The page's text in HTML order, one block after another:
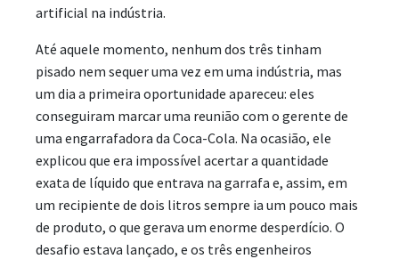
artificial na indústria.
Até aquele momento, nenhum dos três tinham
pisado nem sequer uma vez em uma indústria, mas
um dia a primeira oportunidade apareceu: eles
conseguiram marcar uma reunião com o gerente de
uma engarrafadora da Coca-Cola. Na ocasião, ele
explicou que era impossível acertar a quantidade
exata de líquido que entrava na garrafa e, assim, em
um recipiente de dois litros sempre ia um pouco mais
de produto, o que gerava um enorme desperdício. O
desafio estava lançado, e os três engenheiros